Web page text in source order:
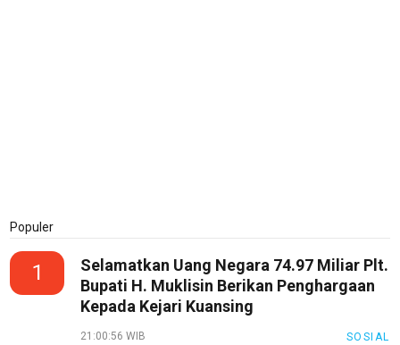
Populer
1
Selamatkan Uang Negara 74.97 Miliar Plt.
Bupati H. Muklisin Berikan Penghargaan
Kepada Kejari Kuansing
21:00:56 WIB SOSIAL